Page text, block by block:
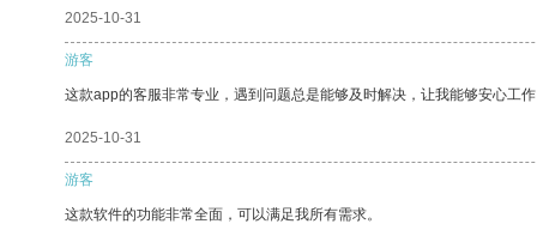
2025-10-31
游客
这款app的客服非常专业，遇到问题总是能够及时解决，让我能够安心工
2025-10-31
游客
这款软件的功能非常全面，可以满足我所有需求。